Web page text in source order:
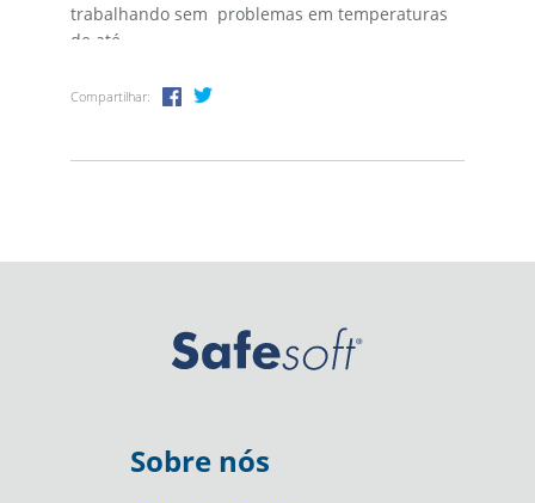
trabalhando sem problemas em temperaturas
de até...
Compartilhar:
Sobre nós